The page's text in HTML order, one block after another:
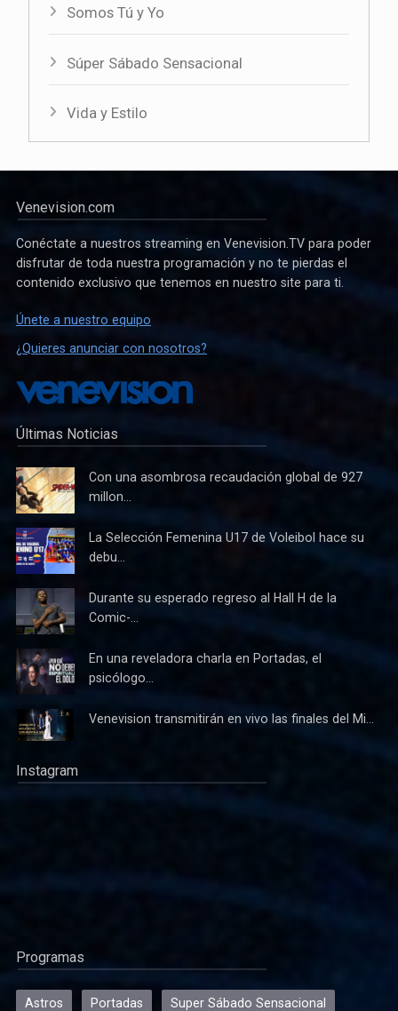
Somos Tú y Yo
Súper Sábado Sensacional
Vida y Estilo
Venevision.com
Conéctate a nuestros streaming en Venevision.TV para poder
disfrutar de toda nuestra programación y no te pierdas el
contenido exclusivo que tenemos en nuestro site para ti.
Únete a nuestro equipo
¿Quieres anunciar con nosotros?
Últimas Noticias
Con una asombrosa recaudación global de 927
millon...
La Selección Femenina U17 de Voleibol hace su
debu...
Durante su esperado regreso al Hall H de la
Comic-...
En una reveladora charla en Portadas, el
psicólogo...
Venevision transmitirán en vivo las finales del Mi...
Instagram
Programas
Astros Portadas Super Sábado Sensacional